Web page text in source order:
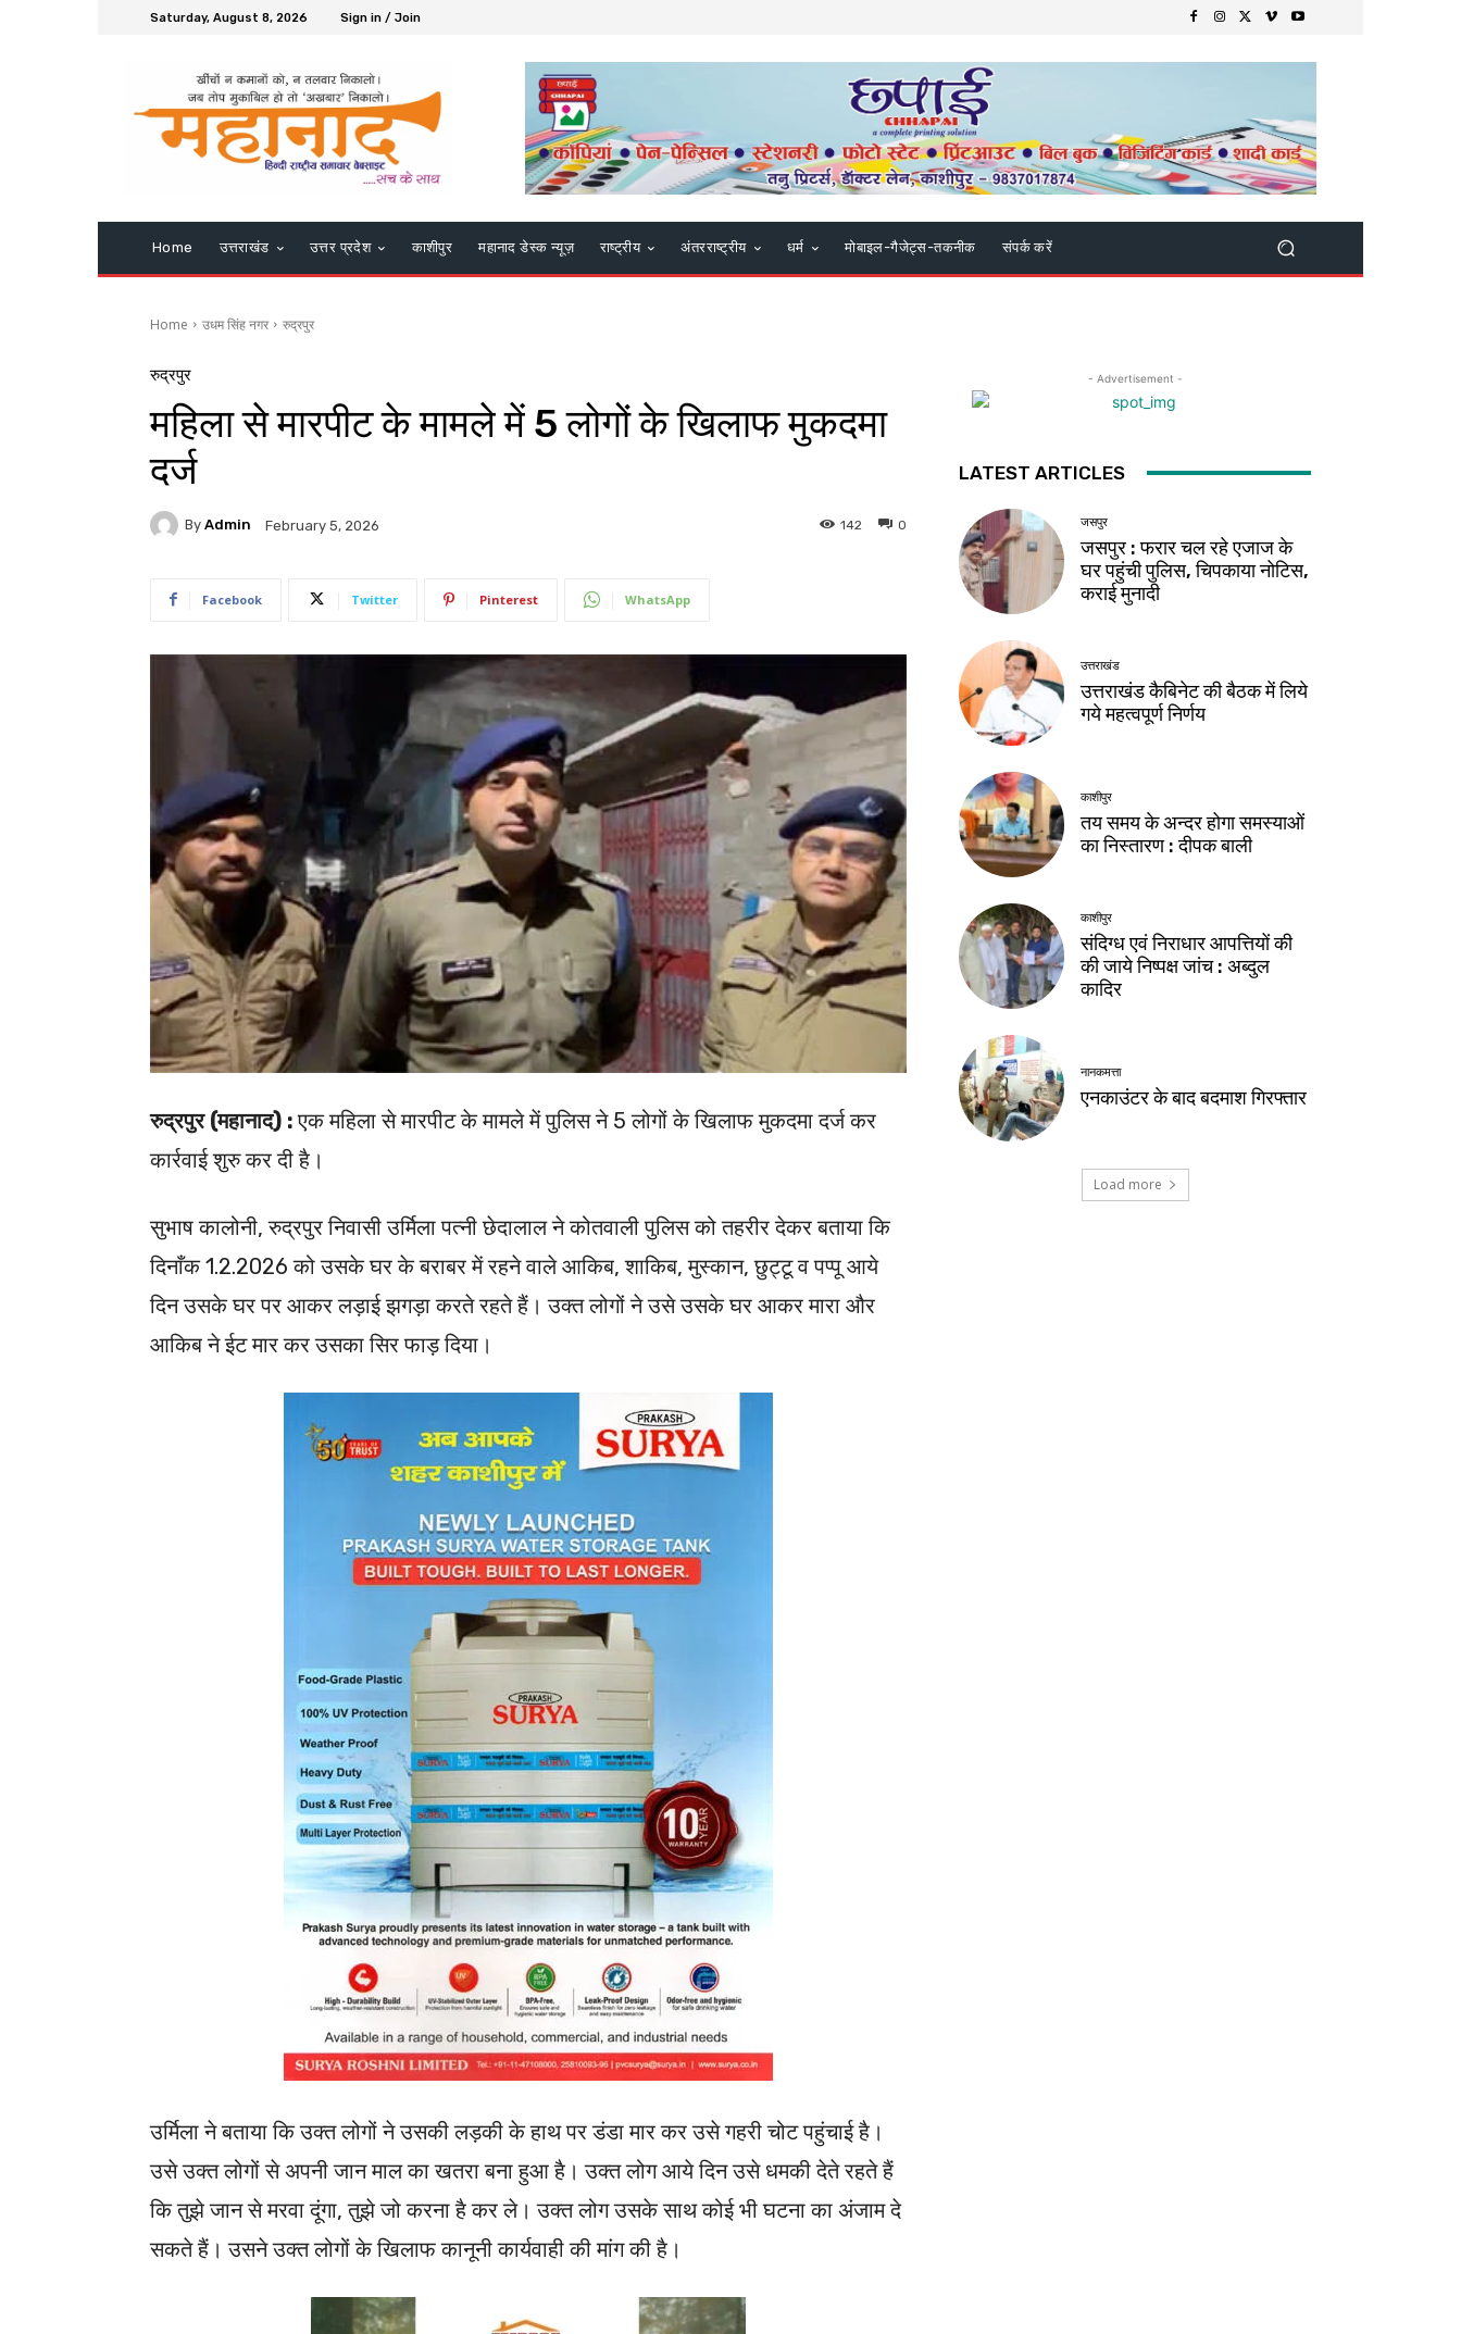
Saturday, August 8, 2026 Sign in / Join
Home उत्तराखंड उत्तर प्रदेश काशीपुर महानाद डेस्क न्यूज़ राष्ट्रीय अंतरराष्ट्रीय धर्म मोबाइल-गैजेट्स-तकनीक संपर्क करें
Home उधम सिंह नगर रुद्रपुर
रुद्रपुर
महिला से मारपीट के मामले में 5 लोगों के खिलाफ मुकदमा
दर्ज
By Admin February 5, 2026 0
142
Facebook Twitter Pinterest WhatsApp
रुद्रपुर (महानाद) :एक महिला से मारपीट के मामले में पुलिस ने 5 लोगों के खिलाफ मुकदमा दर्ज कर
कार्रवाई शुरु कर दी है।
सुभाष कालोनी, रुद्रपुर निवासी उर्मिला पत्नी छेदालाल ने कोतवाली पुलिस को तहरीर देकर बताया कि
दिनाँक 1.2.2026 को उसके घर के बराबर में रहने वाले आकिब, शाकिब, मुस्कान, छुट्टू व पप्पू आये
दिन उसके घर पर आकर लड़ाई झगड़ा करते रहते हैं। उक्त लोगों ने उसे उसके घर आकर मारा और
आकिब ने ईट मार कर उसका सिर फाड़ दिया।
उर्मिला ने बताया कि उक्त लोगों ने उसकी लड़की के हाथ पर डंडा मार कर उसे गहरी चोट पहुंचाई है।
उसे उक्त लोगों से अपनी जान माल का खतरा बना हुआ है। उक्त लोग आये दिन उसे धमकी देते रहते हैं
कि तुझे जान से मरवा दूंगा, तुझे जो करना है कर ले। उक्त लोग उसके साथ कोई भी घटना का अंजाम दे
सकते हैं। उसने उक्त लोगों के खिलाफ कानूनी कार्यवाही की मांग की है।
- Advertisement -
LATEST ARTICLES
जसपुर
जसपुर : फरार चल रहे एजाज के
घर पहुंची पुलिस, चिपकाया नोटिस,
कराई मुनादी
उत्तराखंड
उत्तराखंड कैबिनेट की बैठक में लिये
गये महत्वपूर्ण निर्णय
काशीपुर
तय समय के अन्दर होगा समस्याओं
का निस्तारण : दीपक बाली
काशीपुर
संदिग्ध एवं निराधार आपत्तियों की
की जाये निष्पक्ष जांच : अब्दुल
कादिर
नानकमत्ता
एनकाउंटर के बाद बदमाश गिरफ्तार
Load more